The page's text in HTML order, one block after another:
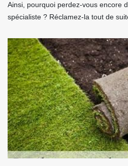
Ainsi, pourquoi perdez-vous encore
spécialiste ? Réclamez-la tout de